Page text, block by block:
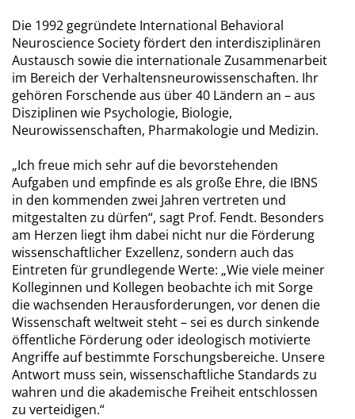
Die 1992 gegründete International Behavioral
Neuroscience Society fördert den interdisziplinären
Austausch sowie die internationale Zusammenarbeit
im Bereich der Verhaltensneurowissenschaften. Ihr
gehören Forschende aus über 40 Ländern an – aus
Disziplinen wie Psychologie, Biologie,
Neurowissenschaften, Pharmakologie und Medizin.
„Ich freue mich sehr auf die bevorstehenden
Aufgaben und empfinde es als große Ehre, die IBNS
in den kommenden zwei Jahren vertreten und
mitgestalten zu dürfen“, sagt Prof. Fendt. Besonders
am Herzen liegt ihm dabei nicht nur die Förderung
wissenschaftlicher Exzellenz, sondern auch das
Eintreten für grundlegende Werte: „Wie viele meiner
Kolleginnen und Kollegen beobachte ich mit Sorge
die wachsenden Herausforderungen, vor denen die
Wissenschaft weltweit steht – sei es durch sinkende
öffentliche Förderung oder ideologisch motivierte
Angriffe auf bestimmte Forschungsbereiche. Unsere
Antwort muss sein, wissenschaftliche Standards zu
wahren und die akademische Freiheit entschlossen
zu verteidigen.“